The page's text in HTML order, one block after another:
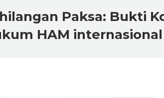
Paksa: Bukti
HAM internasional